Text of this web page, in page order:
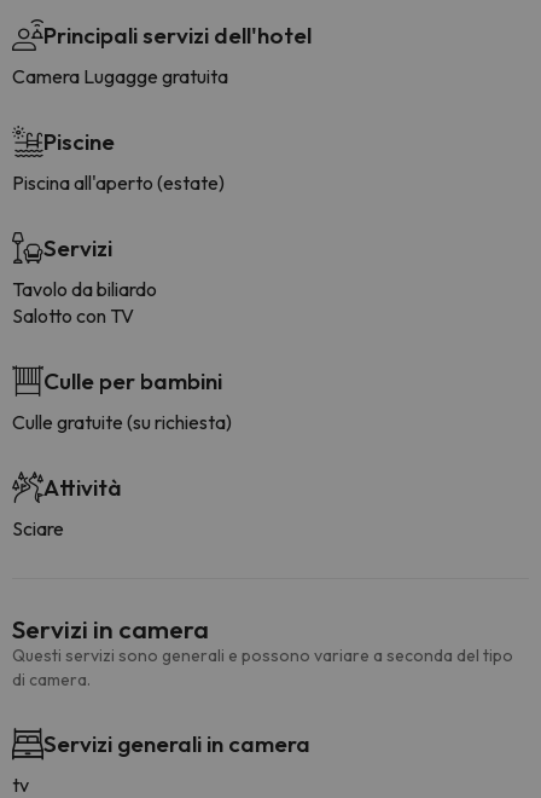
Principali servizi dell'hotel
Camera Lugagge gratuita
Piscine
Piscina all'aperto (estate)
Servizi
Tavolo da biliardo
Salotto con TV
Culle per bambini
Culle gratuite (su richiesta)
Attività
Sciare
Servizi in camera
Questi servizi sono generali e possono variare a seconda del tipo
di camera.
Servizi generali in camera
tv